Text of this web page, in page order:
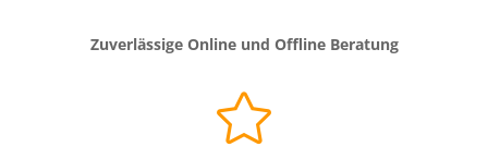
Zuverlässige Online und Offline Beratung
